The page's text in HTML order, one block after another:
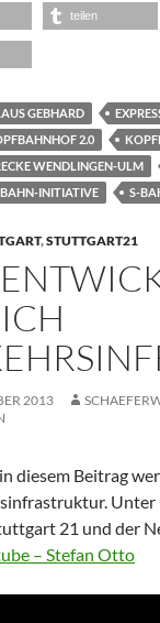
teilen
GEBHARD
2.0
WENDLINGEN-ULM
INITIATIVE
S-
,STUTTGART21
2013
diesem Beitrag
Unter
21 und der
– Stefan Otto